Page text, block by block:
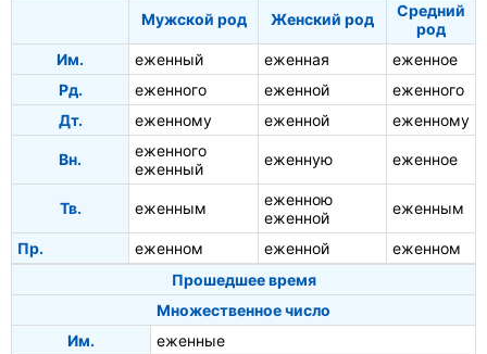
Мужской род Женский род
Средний
род
Им.
еженный еженная
еженное
Рд.
еженного еженной
еженного
Дт.
еженному еженной еженному
Вн.
еженного
еженный
еженную еженное
Тв. еженным
еженною
еженной
еженным
Пр. еженном еженной
еженном
Прошедшее время
Множественное число
Им.
еженные